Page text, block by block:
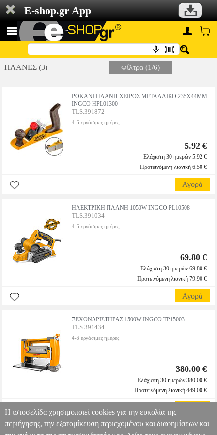
E-shop.gr App
ΠΛΑΝΕΣ (3) Φίλτρα (1/6)
ΡΟΚΑΝΙ ΠΛΑΝΗ ΧΕΙΡΟΣ ΜΕΤΑΛΛΙΚΟ 235X44MM
INGCO HPL01300
TLS.391872
4-6 εργάσιμες ημέρες
5.92 €
Ελάχιστη 30 ημερών 5.92 €
Προτεινόμενη λιανική 6.50 €
Αγορά
ΗΛΕΚΤΡΙΚΗ ΠΛΑΝΗ 1050W INGCO PL10508
TLS.391034
4-6 εργάσιμες ημέρες
69.80 €
Ελάχιστη 30 ημερών 69.80 €
Προτεινόμενη λιανική 79.90 €
Αγορά
ΞΕΧΟΝΔΡΙΣΤΗΡΑΣ 1500W INGCO TP15003
TLS.391434
4-6 εργάσιμες ημέρες
380.00 €
Ελάχιστη 30 ημερών 380.00 €
Προτεινόμενη λιανική 449.00 €
Η ιστοσελίδα χρησιμοποιεί cookies για την ευκολία της
περιήγησης, την εξατομίκευση περιεχομένου και διαφημίσεων και